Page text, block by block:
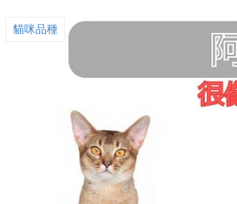
貓咪品種